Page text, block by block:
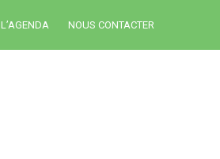
L’AGENDA NOUS CONTACTER